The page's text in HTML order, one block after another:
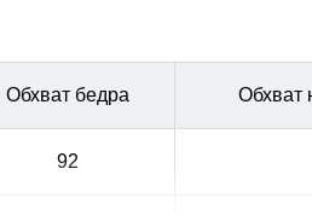
Обхват бедра Обхват
92